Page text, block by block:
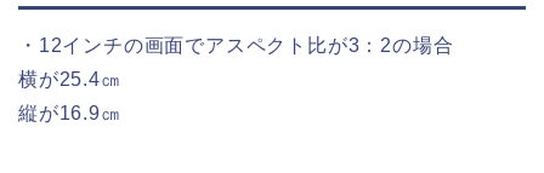
・12インチの画面でアスペクト比が3：2の場合
横が25.4㎝
縦が16.9㎝